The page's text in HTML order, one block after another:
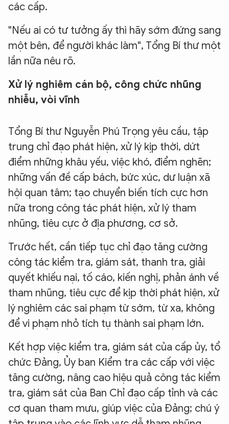
các cấp.
"Nếu ai có tư tưởng ấy thì hãy sớm đứng sang
một bên, để người khác làm", Tổng Bí thư một
lần nữa nêu rõ.
Xử lý nghiêm cán bộ, công chức nhũng
nhiễu, vòi vĩnh
Tổng Bí thư Nguyễn Phú Trọng yêu cầu, tập
trung chỉ đạo phát hiện, xử lý kịp thời, dứt
điểm những khâu yếu, việc khó, điểm nghẽn;
những vấn đề cấp bách, bức xúc, dư luận xã
hội quan tâm; tạo chuyển biến tích cực hơn
nữa trong công tác phát hiện, xử lý tham
nhũng, tiêu cực ở địa phương, cơ sở.
Trước hết, cần tiếp tục chỉ đạo tăng cường
công tác kiểm tra, giám sát, thanh tra, giải
quyết khiếu nại, tố cáo, kiến nghị, phản ánh về
tham nhũng, tiêu cực để kịp thời phát hiện, xử
lý nghiêm các sai phạm từ sớm, từ xa, không
để vi phạm nhỏ tích tụ thành sai phạm lớn.
Kết hợp việc kiểm tra, giám sát của cấp ủy, tổ
chức Đảng, Ủy ban Kiểm tra các cấp với việc
tăng cường, nâng cao hiệu quả công tác kiểm
tra, giám sát của Ban Chỉ đạo cấp tỉnh và các
cơ quan tham mưu, giúp việc của Đảng; chú ý
XIN CHÀO,
TÔI LÀ CHATBOT CỦA